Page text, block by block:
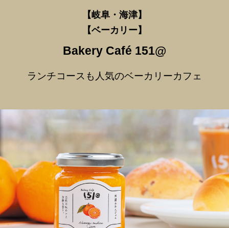
【岐阜・海津】
【ベーカリー】
Bakery Café 151@
ランチコースも人気のベーカリーカフェ